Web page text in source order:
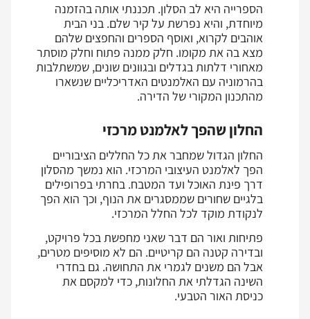
הספרייה היא לב הסלון. תכננתי אותה בהזמנה
מיוחדת, והיא נפרשת על קיר שלם. בני הבית
אוהבים לקרוא, ואוסף הספרים והחפצים שלהם
מצא בה את מקומו. חלק ממנה פתוח וחלק מוסתר
מאחורי דלתות בגדלים ובגוונים שונים, שמשתלבות
בהרמוניה עם האלמנטים האדריכליים שנשארו
מהתכנון המקורי של הדירה.
החלון שהפך לאלמנט מרכזי
החלון הגדול שמחבר את כל החללים הציבוריים
הפך לאלמנט העיצובי המרכזי. הוא נמשך מהסלון
דרך פינת האוכל ועד המטבח. בחרתי בפרופילים
בלגיים שחורים שממסגרים את הנוף, וכך הוא הפך
לנקודת מוקד לכל החלל המרכזי.
פתיחות ואור הם דבר שאני מחפשת בכל פרויקט,
ובדירה קטנה הם קריטיים. הם לא מוסיפים מטרים,
אבל הם משנים לגמרי את התחושה. גם בחדרי
השינה הגדלתי את החלונות, כדי למקסם את
כניסת האור הטבעי.